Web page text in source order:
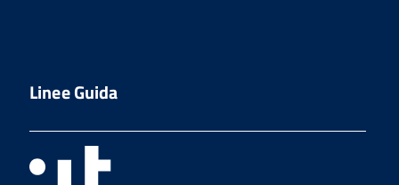
Linee Guida